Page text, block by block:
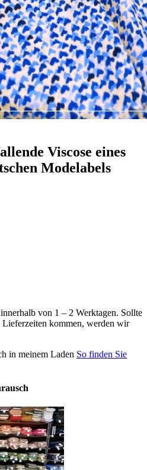
Viscose eines
Modelabels
von 1 – 2 Werktagen. Sollte
Lieferzeiten kommen, werden wir
in meinem Laden So finden Sie